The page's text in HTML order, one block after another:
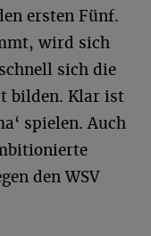
ersten Fünf.
wird sich
sich die
bilden. Klar ist
spielen. Auch
den WSV